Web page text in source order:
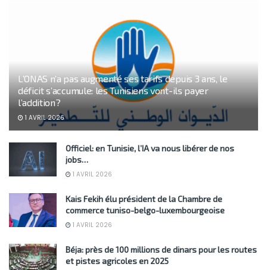
L’ONAS n’a pas augmenté ses tarifs depuis 3 ans, le
déficit s’accumule: les Tunisiens vont-ils payer
l’addition?
1 AVRIL 2026
Officiel: en Tunisie, l’IA va nous libérer de nos
jobs…
1 AVRIL 2026
Kais Fekih élu président de la Chambre de
commerce tuniso-belgo-luxembourgeoise
1 AVRIL 2026
Béja: près de 100 millions de dinars pour les routes
et pistes agricoles en 2025